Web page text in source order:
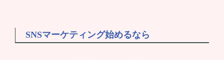
SNSマーケティング始めるなら